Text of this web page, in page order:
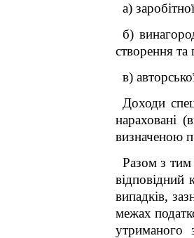
а)
б)
створення та
в)
Доходи
нараховані
визначеною
Разом з
випадків,
межах
утриманого